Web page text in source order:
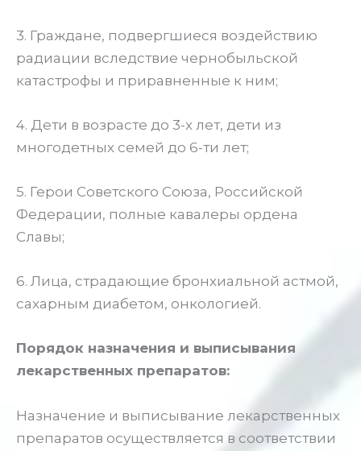
3. Граждане, подвергшиеся воздействию
радиации вследствие чернобыльской
катастрофы и приравненные к ним;
4. Дети в возрасте до 3-х лет, дети из
многодетных семей до 6-ти лет;
5. Герои Советского Союза, Российской
Федерации, полные кавалеры ордена
Славы;
6. Лица, страдающие бронхиальной астмой,
сахарным диабетом, онкологией.
Порядок назначения и выписывания
лекарственных препаратов:
Назначение и выписывание лекарственных
препаратов осуществляется в соответствии